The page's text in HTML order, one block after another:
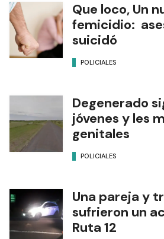
Que loco, Un
femicidio:
suicidó
POLICIALES
Degenerado
jóvenes y les
genitales
POLICIALES
Una pareja y
sufrieron un
Ruta 12